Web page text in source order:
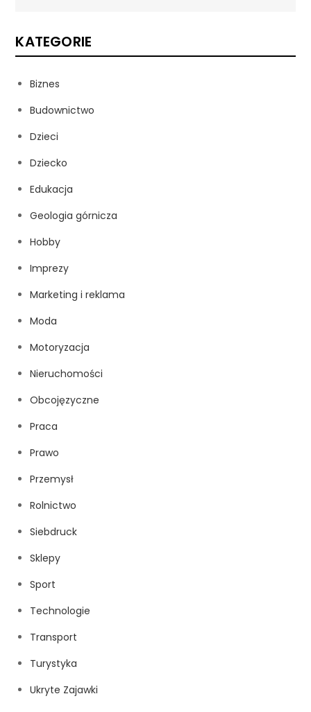
KATEGORIE
Biznes
Budownictwo
Dzieci
Dziecko
Edukacja
Geologia górnicza
Hobby
Imprezy
Marketing i reklama
Moda
Motoryzacja
Nieruchomości
Obcojęzyczne
Praca
Prawo
Przemysł
Rolnictwo
Siebdruck
Sklepy
Sport
Technologie
Transport
Turystyka
Ukryte Zajawki